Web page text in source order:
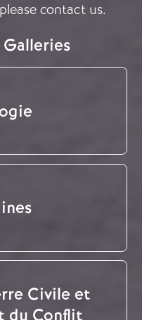
contact us.
Civile et
du Conflit